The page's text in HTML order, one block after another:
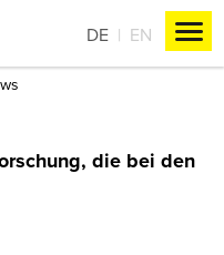
DE EN
die bei den